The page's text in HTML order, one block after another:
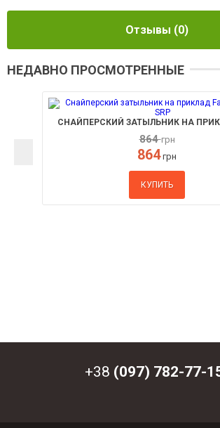
Отзывы (0)
НЕДАВНО ПРОСМОТРЕННЫЕ
СНАЙПЕРСКИЙ ЗАТЫЛЬНИК НА
DEFENSE SRP
864грн
864 грн
КУПИТЬ
+38 (097) 782-77-